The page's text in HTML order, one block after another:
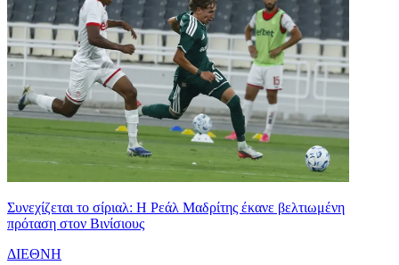
Συνεχίζεται το σίριαλ: Η Ρεάλ Μαδρίτης έκανε βελτιωμένη
πρόταση στον Βινίσιους
ΔΙΕΘΝΗ